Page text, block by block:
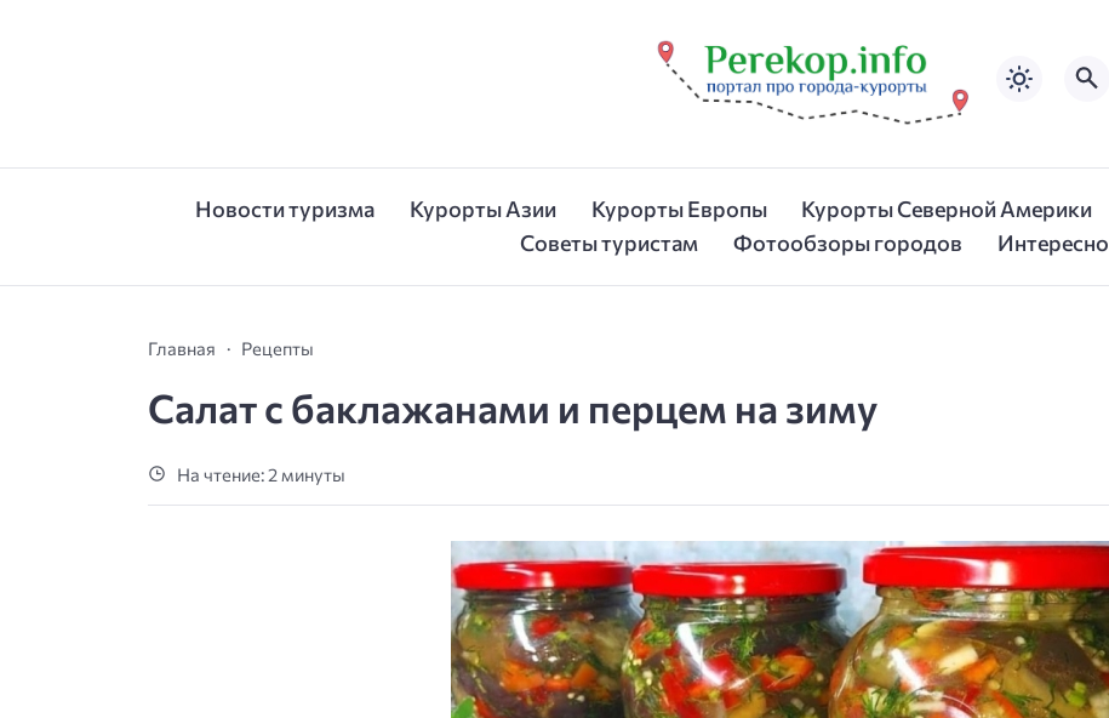
Новости туризма Курорты Азии Курорты Европы Курорты Северной Америки
Советы туристам
Фотообзоры городов Интересно
Главная Рецепты
Салат с баклажанами и перцем на зиму
На чтение: 2 минуты